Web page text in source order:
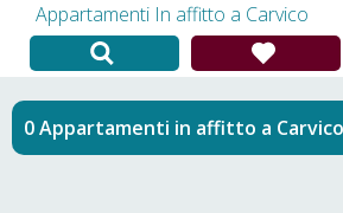
Appartamenti In affitto a Carvico
Appartamenti in affitto a Carvico